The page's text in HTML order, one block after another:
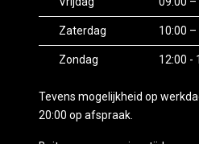
Zaterdag 10:00 –
Zondag 12:00 -
Tevens mogelijkheid op
20:00 op afspraak.